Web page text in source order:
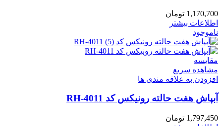
1,170,700 تومان
اطلاعات بیشتر
ناموجود
مقایسه
مشاهده سریع
افزودن به علاقه مندی ها
آبپاش هفت حالته رونیکس کد RH-4011
1,797,450 تومان